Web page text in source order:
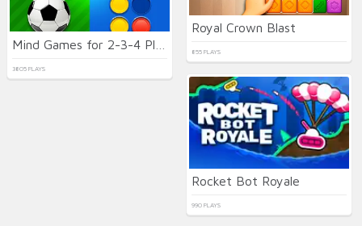
3805 PLAYS
Royal Crown Blast
855 PLAYS
Rocket Bot Royale
990 PLAYS